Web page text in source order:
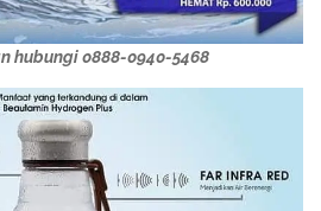
hubungi 0888-0940-5468